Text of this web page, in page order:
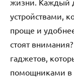
жизни. Каждый
устройствами,
проще и
стоят
гаджетов,
помощниками в